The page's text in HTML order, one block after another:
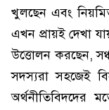
খুলছেন এবং
এখন প্রায়ই দেখা
উত্তোলন করছেন,
সদস্যরা সহজেই
অর্থনীতিবিদদের